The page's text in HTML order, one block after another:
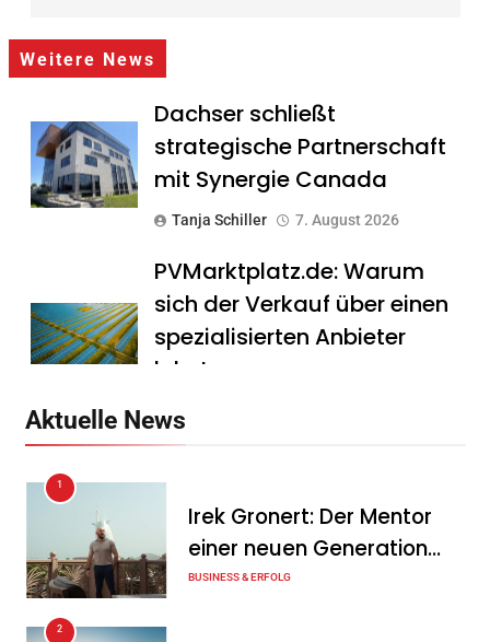
Weitere News
Dachser schließt
strategische Partnerschaft
mit Synergie Canada
Tanja Schiller 7. August 2026
PVMarktplatz.de: Warum
sich der Verkauf über einen
spezialisierten Anbieter
lohnt
Mitarbeitergespräch pro
Jahr nichts verändert – und
was stattdessen
Verbindlichkeit schafft
Aktuelle News
1
Irek Gronert: Der Mentor
einer neuen Generation
von Unternehmern
BUSINESS & ERFOLG
2